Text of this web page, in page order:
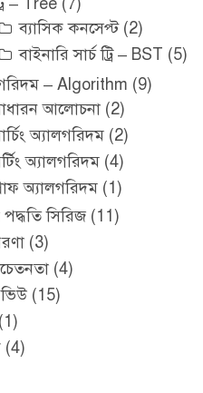
ব্যাসিক কনসেপ্ট(2)
বাইনারি সার্চ ট্রি – BST (5)
– Algorithm (9)
আলোচনা (2)
অ্যালগরিদম (2)
অ্যালগরিদম (4)
অ্যালগরিদম (1)
পদ্ধতি সিরিজ (11)
(3)
(4)
(15)
(1)
(4)